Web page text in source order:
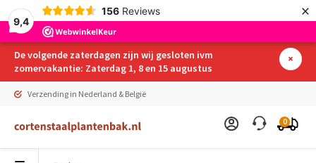
9,4
156 Reviews ×
De volgende zaterdagen zijn wij gesloten ivm
zomervakantie: Zaterdag 1, 8 en 15 augustus
Verzending in Nederland & België
0